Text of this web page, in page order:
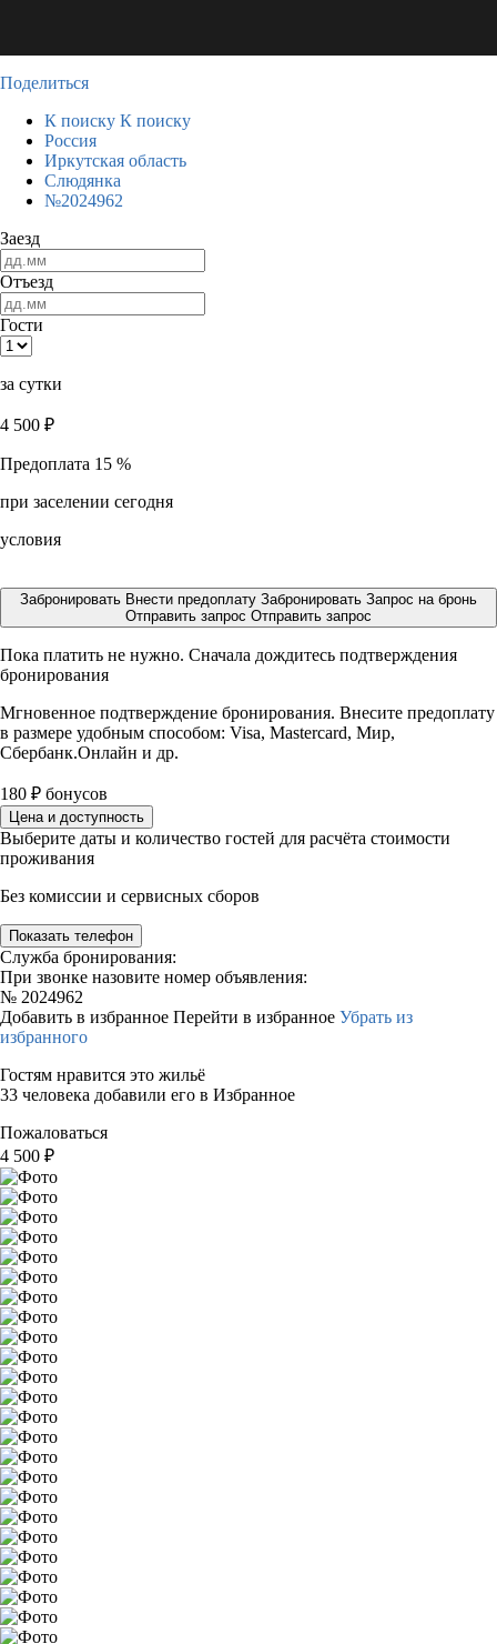
Поделиться
К поиску К поиску
Россия
Иркутская область
Слюдянка
№2024962
Заезд
Отъезд
Гости
за сутки
4 500 ₽
Предоплата 15 %
при заселении сегодня
условия
Забронировать Внести предоплату Забронировать Запрос на бронь
Отправить запрос Отправить запрос
Пока платить не нужно. Сначала дождитесь подтверждения
бронирования
Мгновенное подтверждение бронирования. Внесите предоплату
в размере удобным способом: Visa, Mastercard, Мир,
Сбербанк.Онлайн и др.
180 ₽ бонусов
Цена и доступность
Выберите даты и количество гостей для расчёта стоимости
проживания
Без комиссии и сервисных сборов
Показать телефон
Служба бронирования:
При звонке назовите номер объявления:
№ 2024962
Добавить в избранное Перейти в избранное Убрать из
избранного
Гостям нравится это жильё
33 человека добавили его в Избранное
Пожаловаться
4 500 ₽